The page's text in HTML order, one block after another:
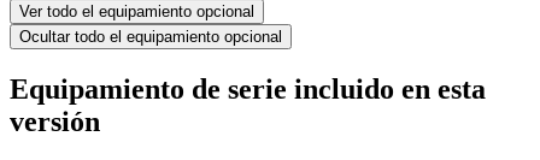
Ver todo el equipamiento opcional
Ocultar todo el equipamiento opcional
Equipamiento de serie incluido en esta
versión